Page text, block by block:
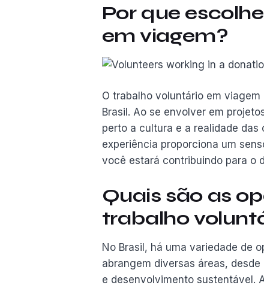
Por que
em viagem?
O trabalho voluntário em
Brasil. Ao se envolver em
perto a cultura e a realidade das
experiência proporciona um
você estará contribuindo para o
Quais são as
trabalho
No Brasil, há uma variedade de
abrangem diversas áreas,
e desenvolvimento sustentável.